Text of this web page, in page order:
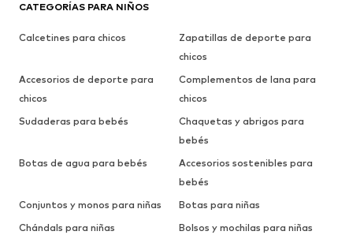
CATEGORÍAS PARA NIÑOS
Calcetines para chicos
Zapatillas de deporte para
chicos
Accesorios de deporte para
chicos
Complementos de lana para
chicos
Sudaderas para bebés
Chaquetas y abrigos para
bebés
Botas de agua para bebés
Accesorios sostenibles para
bebés
Conjuntos y monos para niñas
Botas para niñas
Chándals para niñas
Bolsos y mochilas para niñas